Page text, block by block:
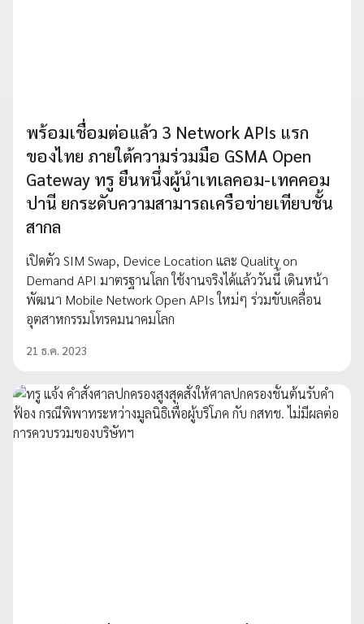
พร้อมเชื่อมต่อแล้ว 3 Network APIs แรก
ของไทย ภายใต้ความร่วมมือ GSMA Open
Gateway ทรู ยืนหนึ่งผู้นำเทเลคอม-เทคคอม
ปานี ยกระดับความสามารถเครือข่ายเทียบชั้น
สากล
เปิดตัว SIM Swap, Device Location และ Quality on
Demand API มาตรฐานโลก ใช้งานจริงได้แล้ววันนี้ เดินหน้า
พัฒนา Mobile Network Open APIs ใหม่ๆ ร่วมขับเคลื่อน
อุตสาหกรรมโทรคมนาคมโลก
21 ธ.ค. 2023